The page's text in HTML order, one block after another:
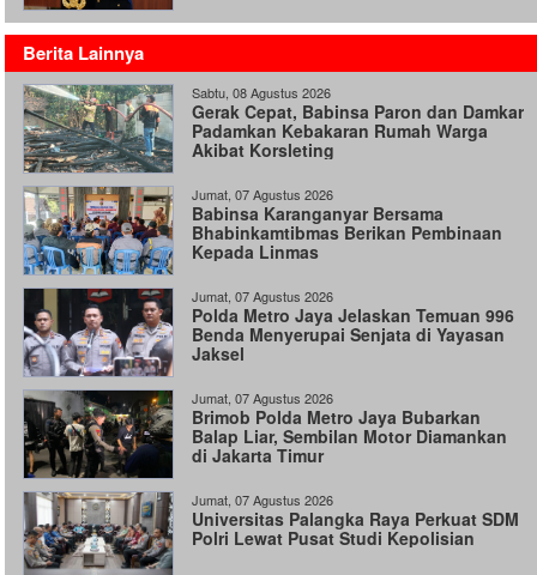
Berita Lainnya
Sabtu, 08 Agustus 2026
Gerak Cepat, Babinsa Paron dan Damkar
Padamkan Kebakaran Rumah Warga
Akibat Korsleting
Jumat, 07 Agustus 2026
Babinsa Karanganyar Bersama
Bhabinkamtibmas Berikan Pembinaan
Kepada Linmas
Jumat, 07 Agustus 2026
Polda Metro Jaya Jelaskan Temuan 996
Benda Menyerupai Senjata di Yayasan
Jaksel
Jumat, 07 Agustus 2026
Brimob Polda Metro Jaya Bubarkan
Balap Liar, Sembilan Motor Diamankan
di Jakarta Timur
Jumat, 07 Agustus 2026
Universitas Palangka Raya Perkuat SDM
Polri Lewat Pusat Studi Kepolisian